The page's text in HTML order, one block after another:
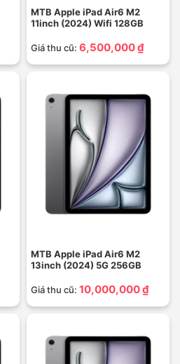
MTB Apple iPad Air6 M2
11inch (2024) Wifi 128GB
Giá thu cũ: 6,500,000 ₫
MTB Apple iPad Air6 M2
13inch (2024) 5G 256GB
Giá thu cũ: 10,000,000 ₫